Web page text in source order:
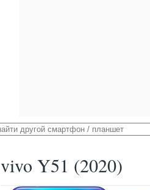
vivo Y51 (2020)